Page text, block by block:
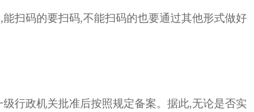
扫码的要扫码,不能扫码的也要通过其他形式做好
行政机关批准后按照规定备案。据此,无论是否实